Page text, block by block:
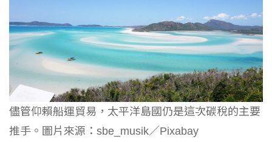
儘管仰賴船運貿易，太平洋島國仍是這次碳稅的主要
推手。圖片來源：sbe_musik／Pixabay